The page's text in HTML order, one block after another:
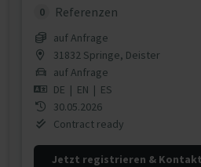
0 Referenzen
auf Anfrage
31832 Springe, Deister
auf Anfrage
DE | EN | ES
30.05.2026
Contract ready
Jetzt registrieren &